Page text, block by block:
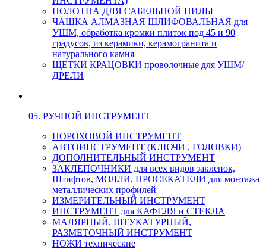
ПОЛОТНА ДЛЯ САБЕЛЬНОЙ ПИЛЫ
ЧАШКА АЛМАЗНАЯ ШЛИФОВАЛЬНАЯ для
УШМ, обработка кромки плиток под 45 и 90
градусов, из керамики, керамогранита и
натурального камня
ЩЕТКИ КРАЦОВКИ проволочные для УШМ/
ДРЕЛИ
05. РУЧНОЙ ИНСТРУМЕНТ
ПОРОХОВОЙ ИНСТРУМЕНТ
АВТОИНСТРУМЕНТ (КЛЮЧИ , ГОЛОВКИ)
ДОПОЛНИТЕЛЬНЫЙ ИНСТРУМЕНТ
ЗАКЛЕПОЧНИКИ для всех видов заклепок,
Штифтов, МОЛЛИ, ПРОСЕКАТЕЛИ для монтажа
металлических профилей
ИЗМЕРИТЕЛЬНЫЙ ИНСТРУМЕНТ
ИНСТРУМЕНТ для КАФЕЛЯ и СТЕКЛА
МАЛЯРНЫЙ, ШТУКАТУРНЫЙ,
РАЗМЕТОЧНЫЙ ИНСТРУМЕНТ
НОЖИ технические